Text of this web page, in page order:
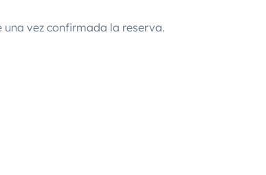
vez confirmada la reserva.